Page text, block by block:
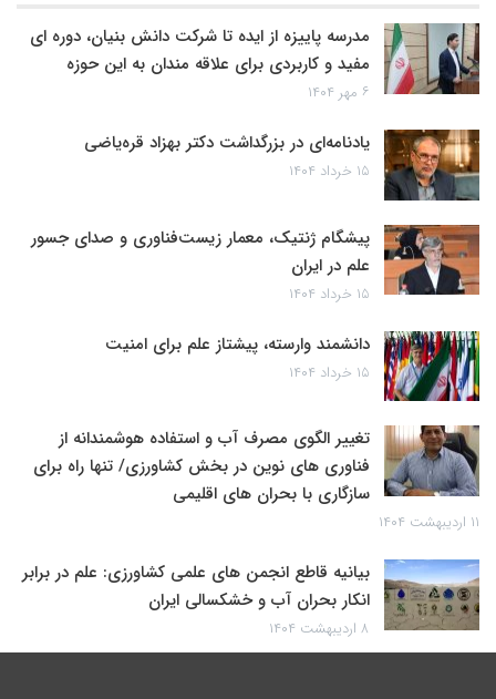
مدرسه پاییزه از ایده تا شرکت دانش بنیان، دوره ای
مفید و کاربردی برای علاقه مندان به این حوزه
۶ مهر ۱۴۰۴
یادنامه‌ای در بزرگداشت دکتر بهزاد قره‌یاضی
۱۵ خرداد ۱۴۰۴
پیشگام ژنتیک، معمار زیست‌فناوری و صدای جسور
علم در ایران
۱۵ خرداد ۱۴۰۴
دانشمند وارسته، پیشتاز علم برای امنیت
۱۵ خرداد ۱۴۰۴
تغییر الگوی مصرف آب و استفاده هوشمندانه از
فناوری های نوین در بخش کشاورزی/ تنها راه برای
سازگاری با بحران های اقلیمی
۱۱ اردیبهشت ۱۴۰۴
بیانیه قاطع انجمن های علمی کشاورزی: علم در برابر
انکار بحران آب و خشکسالی ایران
۸ اردیبهشت ۱۴۰۴